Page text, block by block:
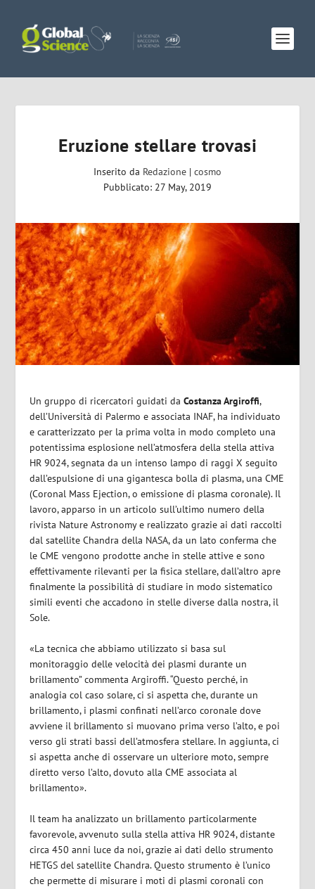
Eruzione stellare trovasi
Inserito da Redazione | cosmo
Pubblicato: 27 May, 2019
Un gruppo di ricercatori guidati daCostanza Argiroffi,
dell’Università di Palermo e associata INAF, ha individuato
e caratterizzato per la prima volta in modo completo una
potentissima esplosione nell’atmosfera della stella attiva
HR 9024, segnata da un intenso lampo di raggi X seguito
dall’espulsione di una gigantesca bolla di plasma, una CME
(Coronal Mass Ejection, o emissione di plasma coronale). Il
lavoro, apparso in un articolo sull’ultimo numero della
rivista Nature Astronomy e realizzato grazie ai dati raccolti
dal satellite Chandra della NASA, da un lato conferma che
le CME vengono prodotte anche in stelle attive e sono
effettivamente rilevanti per la fisica stellare, dall’altro apre
finalmente la possibilità di studiare in modo sistematico
simili eventi che accadono in stelle diverse dalla nostra, il
Sole.
«La tecnica che abbiamo utilizzato si basa sul
monitoraggio delle velocità dei plasmi durante un
brillamento” commenta Argiroffi. “Questo perché, in
analogia col caso solare, ci si aspetta che, durante un
brillamento, i plasmi confinati nell’arco coronale dove
avviene il brillamento si muovano prima verso l’alto, e poi
verso gli strati bassi dell’atmosfera stellare. In aggiunta, ci
si aspetta anche di osservare un ulteriore moto, sempre
diretto verso l’alto, dovuto alla CME associata al
brillamento».
Il team ha analizzato un brillamento particolarmente
favorevole, avvenuto sulla stella attiva HR 9024, distante
circa 450 anni luce da noi, grazie ai dati dello strumento
HETGS del satellite Chandra. Questo strumento è l’unico
che permette di misurare i moti di plasmi coronali con